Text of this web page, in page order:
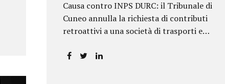
Causa contro INPS DURC: il Tribunale di
Cuneo annulla la richiesta di contributi
retroattivi a una società di trasporti e
chiarendo i limiti delle pretese